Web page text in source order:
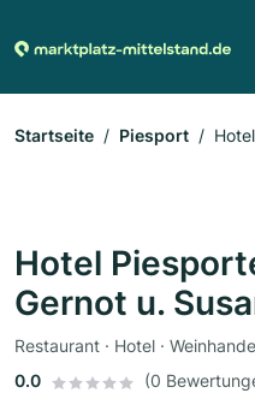
Startseite Piesport
Hotel
Gernot u.
0.0
(0